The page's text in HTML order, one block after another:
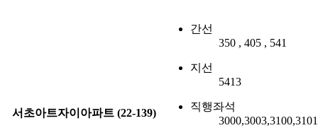
서초아트자이아파트 (22-139)
간선
350 , 405 , 541
지선
5413
직행좌석